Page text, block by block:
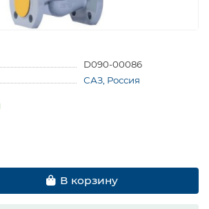
D090-00086
САЗ, Россия
В корзину